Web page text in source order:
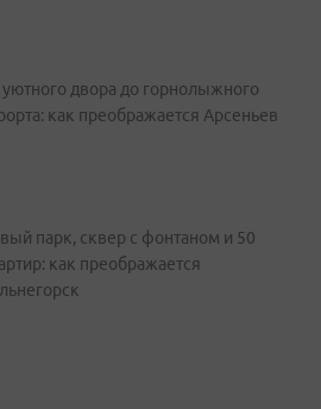
двора до горнолыжного
как преображается Арсеньев
парк, сквер с фонтаном и 50
как преображается